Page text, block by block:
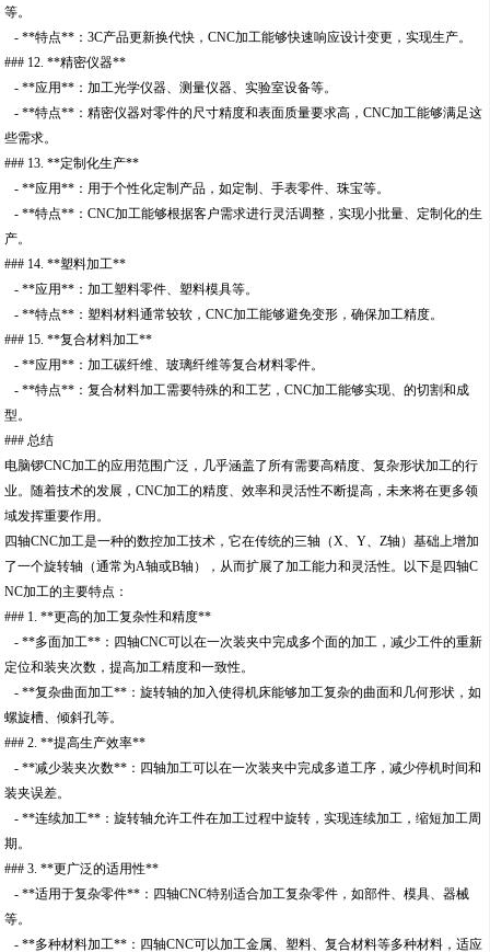
等。
- **特点**：3C产品更新换代快，CNC加工能够快速响应设计变更，实现生产。
### 12. **精密仪器**
- **应用**：加工光学仪器、测量仪器、实验室设备等。
- **特点**：精密仪器对零件的尺寸精度和表面质量要求高，CNC加工能够满足这
些需求。
### 13. **定制化生产**
- **应用**：用于个性化定制产品，如定制、手表零件、珠宝等。
- **特点**：CNC加工能够根据客户需求进行灵活调整，实现小批量、定制化的生
产。
### 14. **塑料加工**
- **应用**：加工塑料零件、塑料模具等。
- **特点**：塑料材料通常较软，CNC加工能够避免变形，确保加工精度。
### 15. **复合材料加工**
- **应用**：加工碳纤维、玻璃纤维等复合材料零件。
- **特点**：复合材料加工需要特殊的和工艺，CNC加工能够实现、的切割和成
型。
### 总结
电脑锣CNC加工的应用范围广泛，几乎涵盖了所有需要高精度、复杂形状加工的行
业。随着技术的发展，CNC加工的精度、效率和灵活性不断提高，未来将在更多领
域发挥重要作用。
四轴CNC加工是一种的数控加工技术，它在传统的三轴（X、Y、Z轴）基础上增加
了一个旋转轴（通常为A轴或B轴），从而扩展了加工能力和灵活性。以下是四轴C
NC加工的主要特点：
### 1. **更高的加工复杂性和精度**
- **多面加工**：四轴CNC可以在一次装夹中完成多个面的加工，减少工件的重新
定位和装夹次数，提高加工精度和一致性。
- **复杂曲面加工**：旋转轴的加入使得机床能够加工复杂的曲面和几何形状，如
螺旋槽、倾斜孔等。
### 2. **提高生产效率**
- **减少装夹次数**：四轴加工可以在一次装夹中完成多道工序，减少停机时间和
装夹误差。
- **连续加工**：旋转轴允许工件在加工过程中旋转，实现连续加工，缩短加工周
期。
### 3. **更广泛的适用性**
- **适用于复杂零件**：四轴CNC特别适合加工复杂零件，如部件、模具、器械
等。
- **多种材料加工**：四轴CNC可以加工金属、塑料、复合材料等多种材料，适应